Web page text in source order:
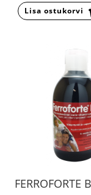
Lisa ostukorvi
FERROFORTE